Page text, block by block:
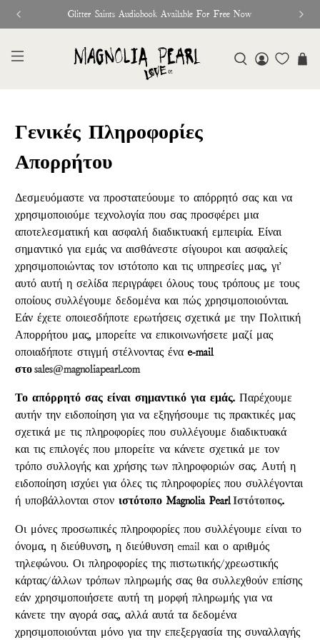
Glitter Saints Audiobook Available For Free Now
Γενικές Πληροφορίες
Απορρήτου
Δεσμευόμαστε να προστατεύουμε το απόρρητό σας και να
χρησιμοποιούμε τεχνολογία που σας προσφέρει μια
αποτελεσματική και ασφαλή διαδικτυακή εμπειρία. Είναι
σημαντικό για εμάς να αισθάνεστε σίγουροι και ασφαλείς
χρησιμοποιώντας τον ιστότοπο και τις υπηρεσίες μας, γι'
αυτό αυτή η σελίδα περιγράφει όλους τους τρόπους με τους
οποίους συλλέγουμε δεδομένα και πώς χρησιμοποιούνται.
Εάν έχετε οποιεσδήποτε ερωτήσεις σχετικά με την Πολιτική
Απορρήτου μας, μπορείτε να επικοινωνήσετε μαζί μας
οποιαδήποτε στιγμή στέλνοντας έναe-mail
στοsales@magnoliapearl.com
Το απόρρητό σας είναι σημαντικό για εμάς. Παρέχουμε
αυτήν την ειδοποίηση για να εξηγήσουμε τις πρακτικές μας
σχετικά με τις πληροφορίες που συλλέγουμε διαδικτυακά
και τις επιλογές που μπορείτε να κάνετε σχετικά με τον
τρόπο συλλογής και χρήσης των πληροφοριών σας. Αυτή η
ειδοποίηση ισχύει για όλες τις πληροφορίες που συλλέγονται
ή υποβάλλονται στονιστότοπο Magnolia PearlΙστότοπος.
Οι μόνες προσωπικές πληροφορίες που συλλέγουμε είναι το
όνομα, η διεύθυνση, η διεύθυνση email και ο αριθμός
τηλεφώνου. Οι πληροφορίες της πιστωτικής/χρεωστικής
κάρτας/άλλων τρόπων πληρωμής σας θα συλλεχθούν επίσης
εάν χρησιμοποιήσετε αυτή τη μορφή πληρωμής για να
κάνετε την αγορά σας, αλλά αυτά τα δεδομένα
χρησιμοποιούνται μόνο για την επεξεργασία της συναλλαγής